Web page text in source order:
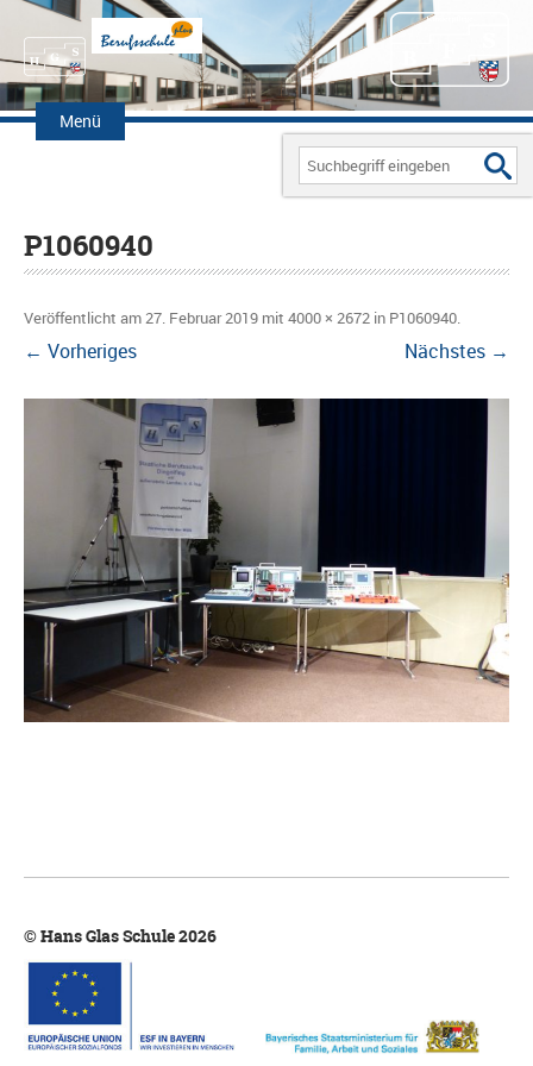
Menü
Zum
Inhalt
Search
for:
P1060940
Veröffentlicht am27. Februar 2019 mit 4000 × 2672 in P1060940.
← Vorheriges Nächstes →
© Hans Glas Schule 2026